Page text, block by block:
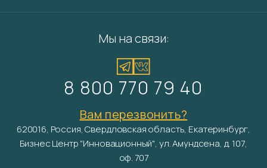
Мы на связи:
8 800 770 79 40
Вам перезвонить?
620016, Россия, Свердловская область, Екатеринбург,
Бизнес Центр "Инновационный", ул. Амундсена, д. 107,
оф. 707